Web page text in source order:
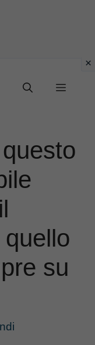
Menu
su